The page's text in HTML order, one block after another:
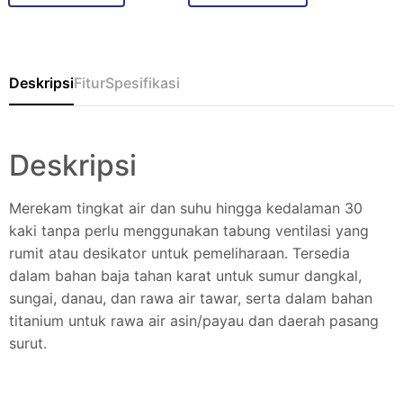
DeskripsiFiturSpesifikasi
Deskripsi
Merekam tingkat air dan suhu hingga kedalaman 30
kaki tanpa perlu menggunakan tabung ventilasi yang
rumit atau desikator untuk pemeliharaan. Tersedia
dalam bahan baja tahan karat untuk sumur dangkal,
sungai, danau, dan rawa air tawar, serta dalam bahan
titanium untuk rawa air asin/payau dan daerah pasang
surut.